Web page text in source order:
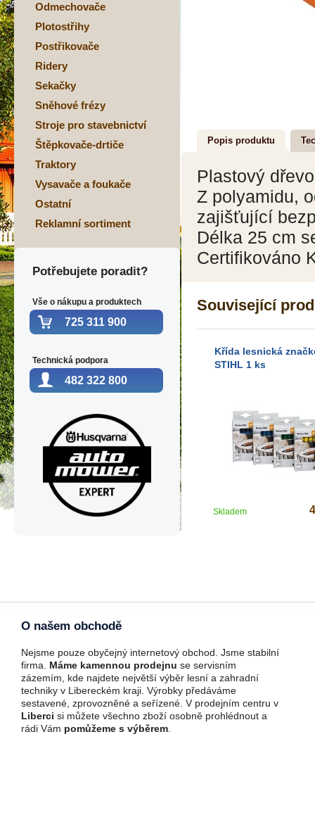
Odmechovače
Plotostřihy
Postřikovače
Ridery
Sekačky
Sněhové frézy
Stroje pro stavebnictví
Štěpkovače-drtiče
Traktory
Vysavače a foukače
Ostatní
Reklamní sortiment
Potřebujete poradit?
Vše o nákupu a produktech
725 311 900
Technická podpora
482 322 800
Popis produktu
Plastový
Z polyamidu,
zajišťující
Délka 25 cm
Certifikováno
Související
Křída lesnická
STIHL 1 ks
Skladem
O našem obchodě
Nejsme pouze obyčejný internetový obchod. Jsme stabilní
firma. Máme kamennou prodejnu se servisním
zázemím, kde najdete největší výběr lesní a zahradní
techniky v Libereckém kraji. Výrobky předáváme
sestavené, zprovozněné a seřízené. V prodejním centru v
Liberci si můžete všechno zboží osobně prohlédnout a
rádi Vám pomůžeme s výběrem